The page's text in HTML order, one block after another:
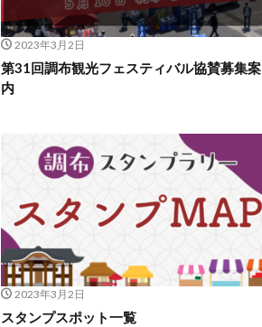
2023年3月2日
第31回調布観光フェスティバル協賛募集案
内
2023年3月2日
スタンプスポット一覧